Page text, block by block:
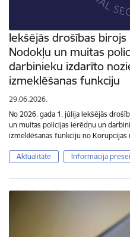
Iekšējās drošības
Nodokļu un muitas
darbinieku izdarīto
izmeklēšanas funkciju
29.06.2026.
No 2026. gada 1. jūlija Iekšējās
un muitas policijas ierēdņu un
izmeklēšanas funkciju no
Aktualitāte Informācija presei